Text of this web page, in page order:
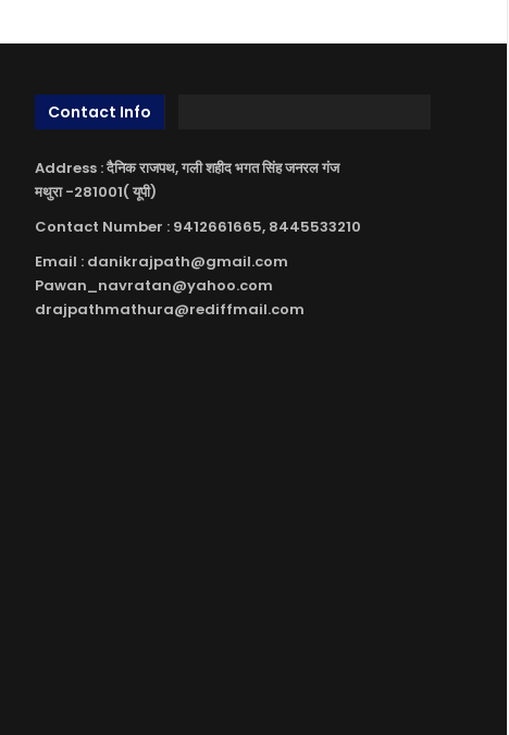
Contact Info
Address : दैनिक राजपथ, गली शहीद भगत सिंह जनरल गंज
मथुरा -281001( यूपी)
Contact Number : 9412661665, 8445533210
Email : danikrajpath@gmail.com
Pawan_navratan@yahoo.com
drajpathmathura@rediffmail.com